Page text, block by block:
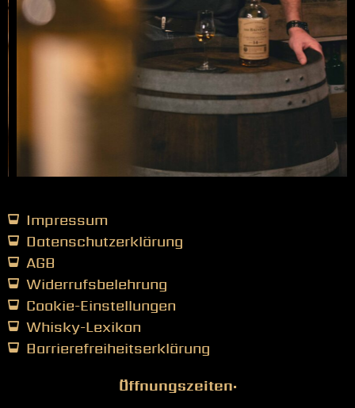
Impressum
Datenschutzerklärung
AGB
Widerrufsbelehrung
Cookie-Einstellungen
Whisky-Lexikon
Barrierefreiheitserklärung
Öffnungszeiten: